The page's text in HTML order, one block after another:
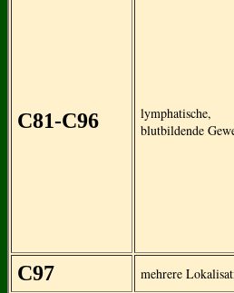
C81-C96
lymphatische,
blutbildende
C97 mehrere